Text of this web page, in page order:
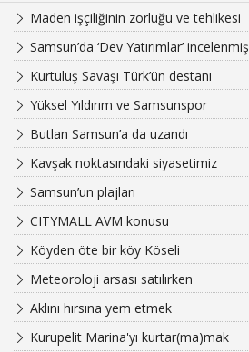
Maden işçiliğinin zorluğu ve tehlikesi
Samsun’da ‘Dev Yatırımlar’ incelenmiş
Kurtuluş Savaşı Türk’ün destanı
Yüksel Yıldırım ve Samsunspor
Butlan Samsun’a da uzandı
Kavşak noktasındaki siyasetimiz
Samsun’un plajları
CITYMALL AVM konusu
Köyden öte bir köy Köseli
Meteoroloji arsası satılırken
Aklını hırsına yem etmek
Kurupelit Marina'yı kurtar(ma)mak